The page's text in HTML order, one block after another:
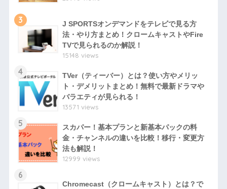
3
J SPORTSオンデマンドをテレビで見る方
法・やり方まとめ！クロームキャストやFire
TVで見られるのか解説！
15148 views
4
TVer（ティーバー）とは？使い方やメリッ
ト・デメリットまとめ！無料で最新ドラマや
バラエティが見られる！
13571 views
5
スカパー！基本プランと新基本パックの料
金・チャンネルの違いを比較！移行・変更方
法も解説！
12999 views
6
Chromecast（クロームキャスト）とは？で